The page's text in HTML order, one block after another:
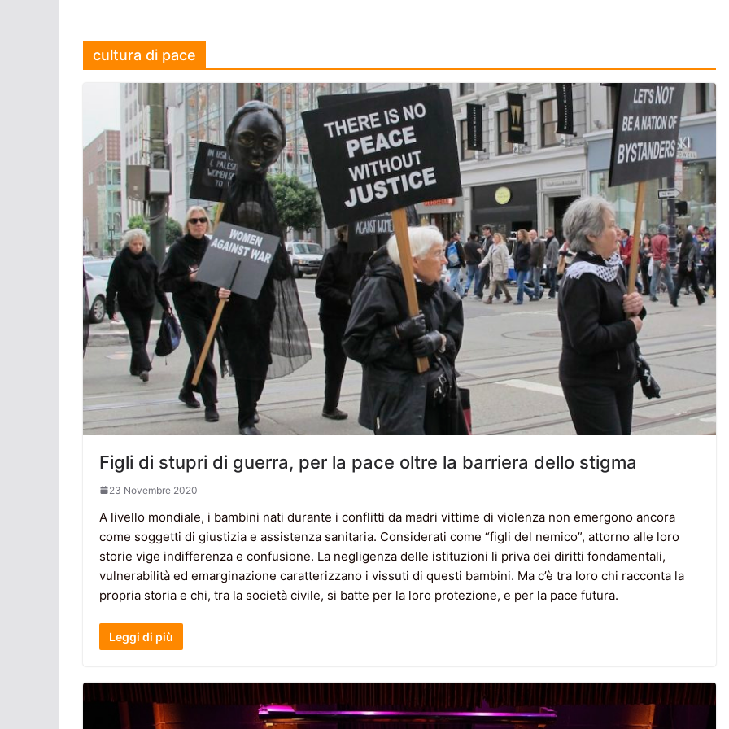
cultura di pace
Figli di stupri di guerra, per la pace oltre la barriera dello stigma
23 Novembre 2020
A livello mondiale, i bambini nati durante i conflitti da madri vittime di violenza non emergono ancora
come soggetti di giustizia e assistenza sanitaria. Considerati come “figli del nemico”, attorno alle loro
storie vige indifferenza e confusione. La negligenza delle istituzioni li priva dei diritti fondamentali,
vulnerabilità ed emarginazione caratterizzano i vissuti di questi bambini. Ma c’è tra loro chi racconta la
propria storia e chi, tra la società civile, si batte per la loro protezione, e per la pace futura.
Leggi di più